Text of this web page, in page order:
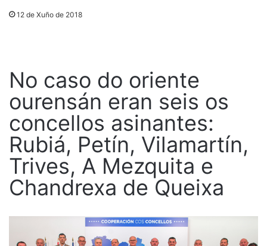
12 de Xuño de 2018
No caso do oriente
ourensán eran seis os
concellos asinantes:
Rubiá, Petín, Vilamartín,
Trives, A Mezquita e
Chandrexa de Queixa